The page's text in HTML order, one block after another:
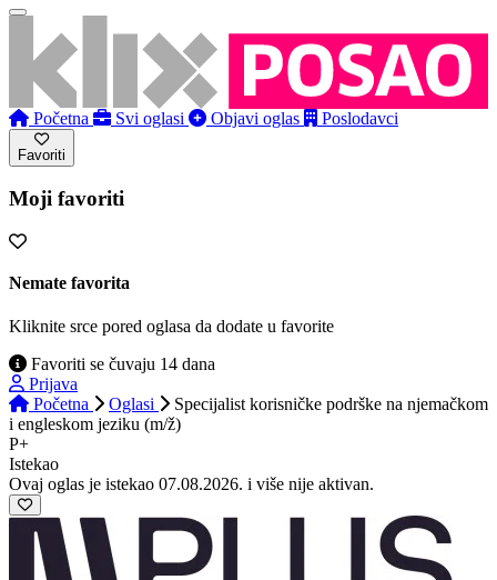
Početna Svi oglasi Objavi oglas Poslodavci
Favoriti
Moji favoriti
Nemate favorita
Kliknite srce pored oglasa da dodate u favorite
Favoriti se čuvaju 14 dana
Prijava
Početna
Oglasi
Specijalist korisničke podrške na njemačkom
i engleskom jeziku (m/ž)
P+
Istekao
Ovaj oglas je istekao 07.08.2026. i više nije aktivan.